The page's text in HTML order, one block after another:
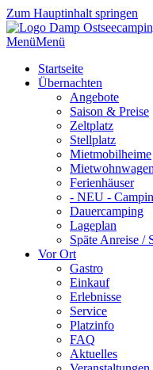
Zum Hauptinhalt springen
MenüMenü
Startseite
Übernachten
Angebote
Saison & Preise
Zeltplatz
Stellplatz
Mietmobilheime
Mietwohnwagen
Ferienhäuser
- NEU -
Dauercamping
Lageplan
Späte Anreise /
Vor Ort
Gastro
Einkauf
Erlebnisse
Service
Platzinfo
FAQ
Aktuelles